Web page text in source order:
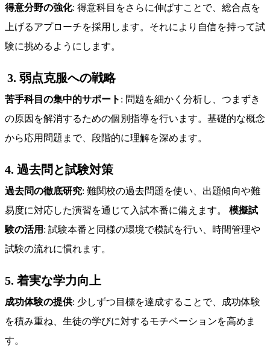
得意分野の強化: 得意科目をさらに伸ばすことで、総合点を
上げるアプローチを採用します。それにより自信を持って試
験に挑めるようにします。
3. 弱点克服への戦略
苦手科目の集中的サポート : 問題を細かく分析し、つまずき
の原因を解消するための個別指導を行います。基礎的な概念
から応用問題まで、段階的に理解を深めます。
4. 過去問と試験対策
過去問の徹底研究: 難関校の過去問題を使い、出題傾向や難
易度に対応した演習を通じて入試本番に備えます。 模擬試
験の活用 : 試験本番と同様の環境で模試を行い、時間管理や
試験の流れに慣れます。
5. 着実な学力向上
成功体験の提供: 少しずつ目標を達成することで、成功体験
を積み重ね、生徒の学びに対するモチベーションを高めま
す。